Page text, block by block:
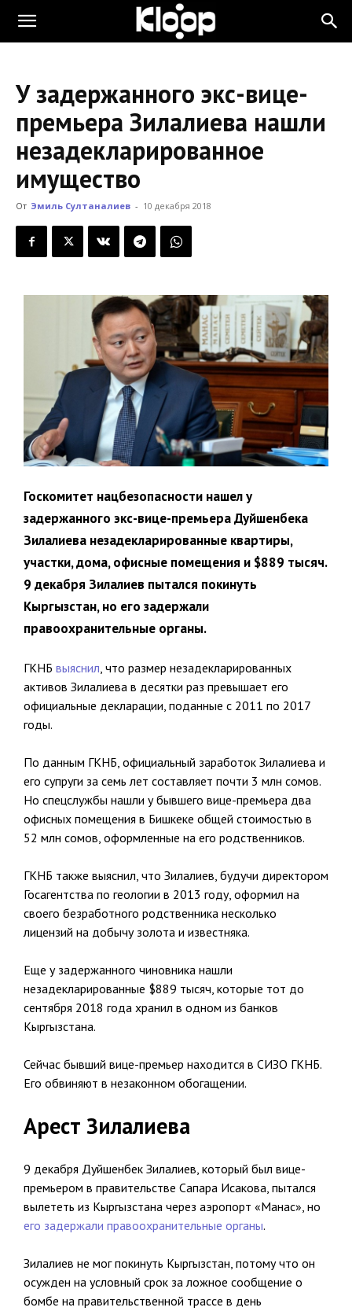
KLOOP.KG
Новости
У задержанного экс-вице-
премьера Зилалиева нашли
незадекларированное
имущество
От Эмиль Султаналиев - 10 декабря 2018
Госкомитет нацбезопасности нашел у
задержанного экс-вице-премьера Дуйшенбека
Зилалиева незадекларированные квартиры,
участки, дома, офисные помещения и $889 тысяч.
9 декабря Зилалиев пытался покинуть
Кыргызстан, но его задержали
правоохранительные органы.
ГКНБ выяснил, что размер незадекларированных
активов Зилалиева в десятки раз превышает его
официальные декларации, поданные с 2011 по 2017
годы.
По данным ГКНБ, официальный заработок Зилалиева и
его супруги за семь лет составляет почти 3 млн сомов.
Но спецслужбы нашли у бывшего вице-премьера два
офисных помещения в Бишкеке общей стоимостью в
52 млн сомов, оформленные на его родственников.
ГКНБ также выяснил, что Зилалиев, будучи директором
Госагентства по геологии в 2013 году, оформил на
своего безработного родственника несколько
лицензий на добычу золота и известняка.
Еще у задержанного чиновника нашли
незадекларированные $889 тысяч, которые тот до
сентября 2018 года хранил в одном из банков
Кыргызстана.
Сейчас бывший вице-премьер находится в СИЗО ГКНБ.
Его обвиняют в незаконном обогащении.
Арест Зилалиева
9 декабря Дуйшенбек Зилалиев, который был вице-
премьером в правительстве Сапара Исакова, пытался
вылететь из Кыргызстана через аэропорт «Манас», но
его задержали правоохранительные органы.
Зилалиев не мог покинуть Кыргызстан, потому что он
осужден на условный срок за ложное сообщение о
бомбе на правительственной трассе в день